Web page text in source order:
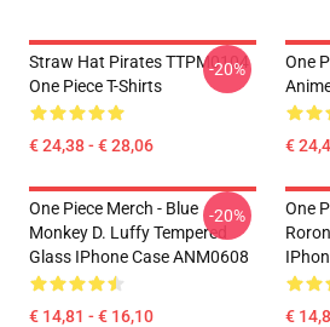
Straw Hat Pirates TTPM0104
One Piece T-Shirts
€ 24,38 - € 28,06
-20%
One
€
One Piece Merch - Blue
Monkey D. Luffy Tempered
Glass IPhone Case ANM0608
€ 14,81 - € 16,10
-20%
One
€